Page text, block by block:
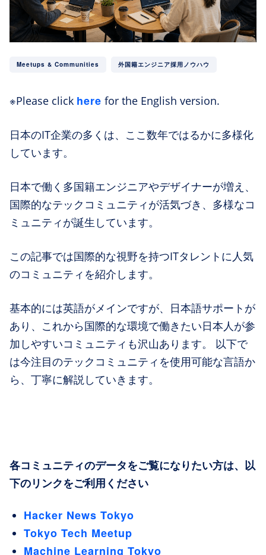
Meetups & Communities 外国籍エンジニア採用ノウハウ
※Please click here for the English version.
日本のIT企業の多くは、ここ数年ではるかに多様化
しています。
日本で働く多国籍エンジニアやデザイナーが増え、
国際的なテックコミュニティが活気づき、多様なコ
ミュニティが誕生しています。
この記事では国際的な視野を持つITタレントに人気
のコミュニティを紹介します。
基本的には英語がメインですが、日本語サポートが
あり、これから国際的な環境で働きたい日本人が参
加しやすいコミュニティも沢山あります。 以下で
は今注目のテックコミュニティを使用可能な言語か
ら、丁寧に解説していきます。
各コミュニティのデータをご覧になりたい方は、以
下のリンクをご利用ください
Hacker News Tokyo
Tokyo Tech Meetup
Machine Learning Tokyo